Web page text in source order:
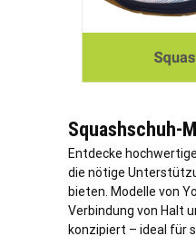
Squashschuh-
Entdecke
die nötige
bieten. Modelle von
Verbindung von Halt
konzipiert – ideal für